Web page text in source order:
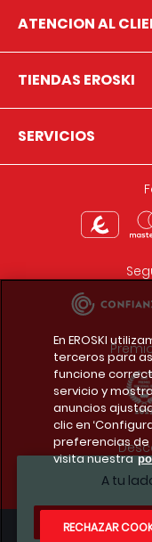
A tu
ATENCION AL
TIENDAS EROSKI
SERVICIOS
En EROSKI
terceros para
funcione
servicio y
anuncios
clic en
preferencias de
visita nuestra
RECHAZAR